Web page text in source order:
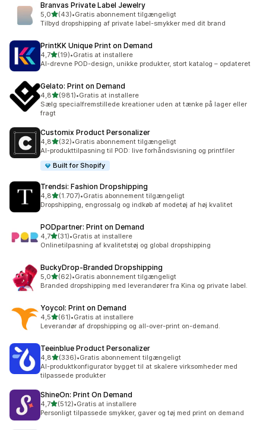
Branvas Private Label Jewelry
5,0ud af 5 stjerner
(43)
43 anmeldelser i alt
•Gratis abonnement tilgængeligt
Tilbyd dropshipping af private label-smykker med dit brand
PrintKK Unique Print on Demand
4,7ud af 5 stjerner
(19)
19 anmeldelser i alt
•Gratis at installere
AI-drevne POD-design, unikke produkter, stort katalog – opdateret
Gelato: Print on Demand
4,8ud af 5 stjerner
(981)
981 anmeldelser i alt
•Gratis at installere
Sælg specialfremstillede kreationer uden at tænke på lager eller
fragt
Customix Product Personalizer
4,8ud af 5 stjerner
(32)
32 anmeldelser i alt
•Gratis abonnement tilgængeligt
AI-produkttilpasning til POD: live forhåndsvisning og printfiler
Built for Shopify
Trendsi: Fashion Dropshipping
4,8ud af 5 stjerner
(1.707)
1707 anmeldelser i alt
•Gratis abonnement tilgængeligt
Dropshipping, engrossalg og indkøb af modetøj af høj kvalitet
PODpartner: Print on Demand
4,7ud af 5 stjerner
(31)
31 anmeldelser i alt
•Gratis at installere
Onlinetilpasning af kvalitetstøj og global dropshipping
BuckyDrop‑Branded Dropshipping
5,0ud af 5 stjerner
(62)
62 anmeldelser i alt
•Gratis abonnement tilgængeligt
Branded dropshipping med leverandører fra Kina og private label.
Yoycol: Print on Demand
4,5ud af 5 stjerner
(61)
61 anmeldelser i alt
•Gratis at installere
Leverandør af dropshipping og all-over-print on-demand.
Teeinblue Product Personalizer
4,8ud af 5 stjerner
(336)
336 anmeldelser i alt
•Gratis abonnement tilgængeligt
AI-produktkonfigurator bygget til at skalere virksomheder med
tilpassede produkter
ShineOn: Print On Demand
4,7ud af 5 stjerner
(512)
512 anmeldelser i alt
•Gratis at installere
Personligt tilpassede smykker, gaver og tøj med print on demand